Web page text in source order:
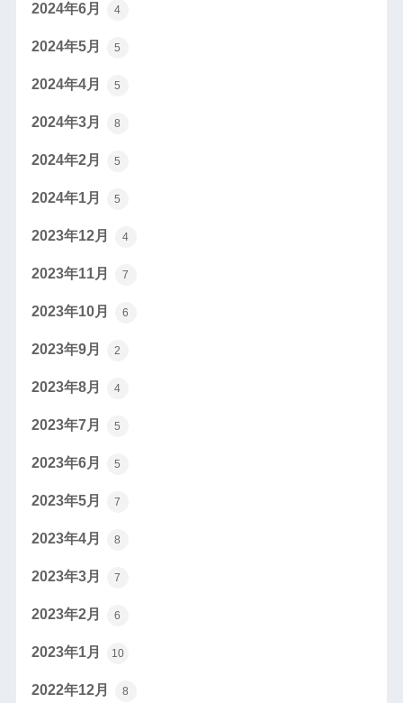
2024年6月 4
2024年5月 5
2024年4月 5
2024年3月 8
2024年2月 5
2024年1月 5
2023年12月 4
2023年11月 7
2023年10月 6
2023年9月 2
2023年8月 4
2023年7月 5
2023年6月 5
2023年5月 7
2023年4月 8
2023年3月 7
2023年2月 6
2023年1月 10
2022年12月 8